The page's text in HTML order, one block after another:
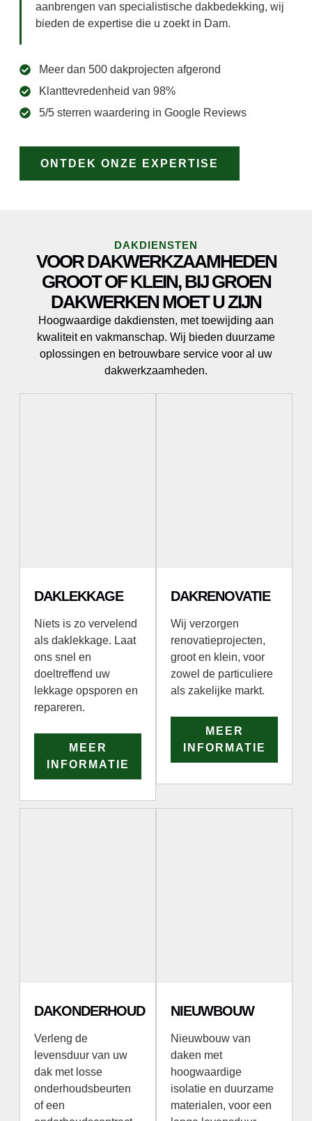
aanbrengen van specialistische dakbedekking, wij
bieden de expertise die u zoekt in Dam.
Meer dan 500 dakprojecten afgerond
Klanttevredenheid van 98%
5/5 sterren waardering in Google Reviews
ONTDEK ONZE EXPERTISE
DAKDIENSTEN
VOOR DAKWERKZAAMHEDEN
GROOT OF KLEIN, BIJ GROEN
DAKWERKEN MOET U ZIJN
Hoogwaardige dakdiensten, met toewijding aan
kwaliteit en vakmanschap. Wij bieden duurzame
oplossingen en betrouwbare service voor al uw
dakwerkzaamheden.
DAKLEKKAGE
Niets is zo vervelend
als daklekkage. Laat
ons snel en
doeltreffend uw
lekkage opsporen en
repareren.
MEER
INFORMATIE
DAKRENOVATIE
Wij verzorgen
renovatieprojecten,
groot en klein, voor
zowel de particuliere
als zakelijke markt.
MEER
INFORMATIE
DAKONDERHOUD
Verleng de
levensduur van uw
dak met losse
onderhoudsbeurten
of een
NIEUWBOUW
Nieuwbouw van
daken met
hoogwaardige
isolatie en duurzame
materialen, voor een